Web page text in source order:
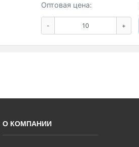
Оптовая цена:
- +
О КОМПАНИИ